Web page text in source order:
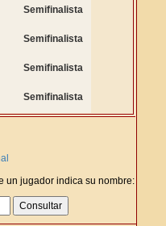
Semifinalista
Semifinalista
Semifinalista
Semifinalista
un jugador indica su nombre: